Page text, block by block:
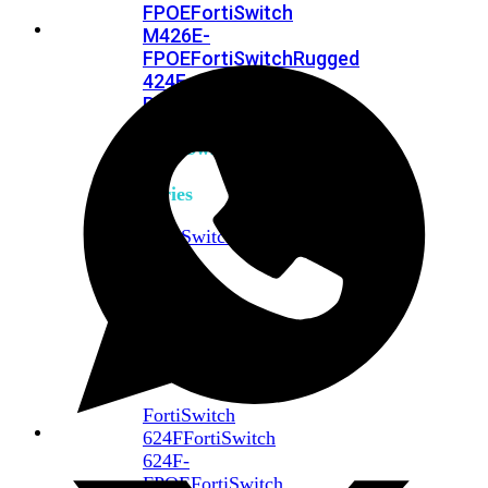
FPOEFortiSwitch
M426E-
FPOEFortiSwitchRugged
424F-
POE
FortiSwitch
500
Series
FortiSwitch
FortiSwitch
624FFortiSwitch
624F-
FPOEFortiSwitch